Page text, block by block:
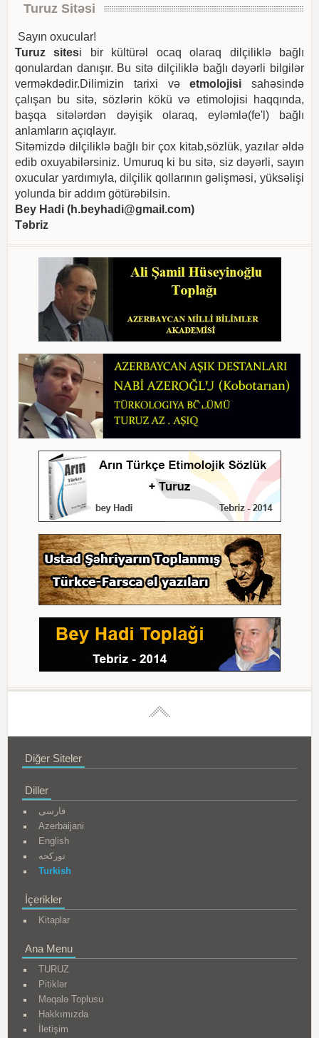
Turuz Sitəsi
Sayın oxucular!
Turuz sitesi bir kültürəl ocaq olaraq dilçiliklə bağlı
qonulardan danışır. Bu sitə dilçiliklə bağlı dəyərli bilgilər
verməkdədir.Dilimizin tarixi vəetmolojisi sahəsində
çalışan bu sitə, sözlərin kökü və etimolojisi haqqında,
başqa sitələrdən dəyişik olaraq, eyləmlə(fe'l) bağlı
anlamların açıqlayır.
Sitəmizdə dilçiliklə bağlı bir çox kitab,sözlük, yazılar əldə
edib oxuyabilərsiniz. Umuruq ki bu sitə, siz dəyərli, sayın
oxucular yardımıyla, dilçilik qollarının gəlişməsi, yüksəlişi
yolunda bir addım götürəbilsin.
Bey Hadi (h.beyhadi@gmail.com)
Təbriz
Diğer Siteler
Diller
فارسی
Azerbaijani
English
تورکجه
Turkish
İçerikler
Kitaplar
Ana Menu
TURUZ
Pitiklər
Məqalə Toplusu
Hakkımızda
İletişim